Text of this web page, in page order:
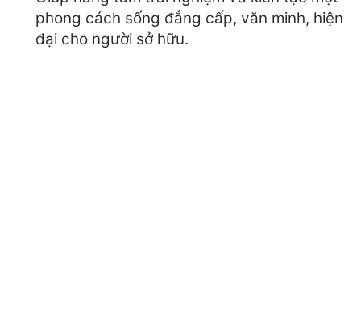
phong cách sống đẳng cấp, văn minh, hiện
đại cho người sở hữu.